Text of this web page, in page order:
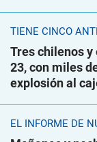
TIENE CINCO
Tres chilenos y
23, con miles
explosión al
EL INFORME DE